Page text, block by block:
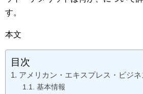
す。
本文
目次
アメリカン・エキスプレス・ビジ
基本情報